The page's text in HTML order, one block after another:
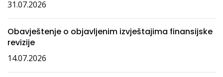
31.07.2026
Obavještenje o objavljenim izvještajima finansijske
revizije
14.07.2026